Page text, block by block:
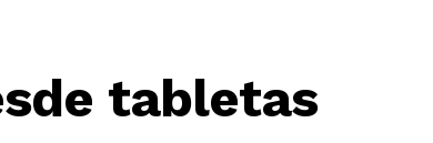
tabletas